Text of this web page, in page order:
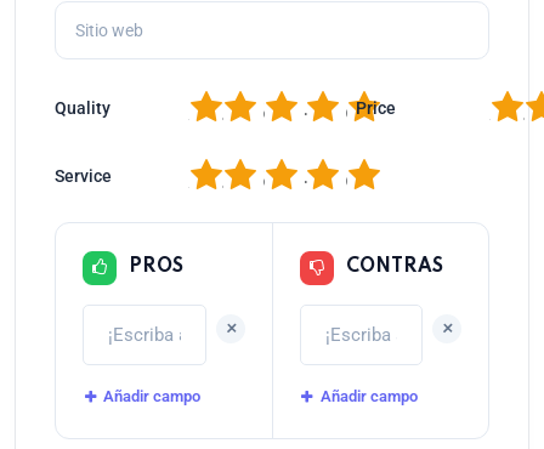
Quality 5
4
3
2 Price 2
Service 5
4
3
2
PROS
+
Añadir campo
CONTRAS
+
Añadir campo